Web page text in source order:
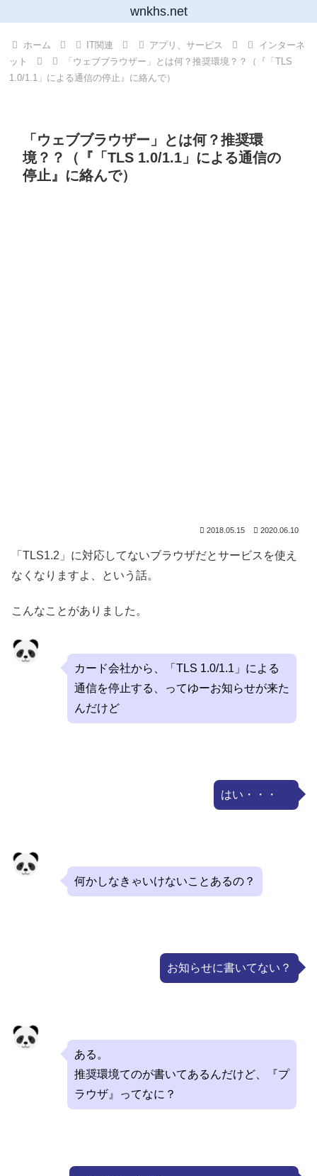
wnkhs.net
ホーム IT関連 アプリ、サービス
インターネ
ット
「ウェブブラウザー」とは何？推奨環境？？（『「TLS
1.0/1.1」による通信の停止』に絡んで）
「ウェブブラウザー」とは何？推奨環
境？？（『「TLS 1.0/1.1」による通信の
停止』に絡んで）
2018.05.15 2020.06.10
「TLS1.2」に対応してないブラウザだとサービスを使え
なくなりますよ、という話。
こんなことがありました。
カード会社から、「TLS 1.0/1.1」による
通信を停止する、ってゆーお知らせが来た
んだけど
はい・・・
何かしなきゃいけないことあるの？
お知らせに書いてない？
ある。
推奨環境てのが書いてあるんだけど、『プ
ラウザ』ってなに？